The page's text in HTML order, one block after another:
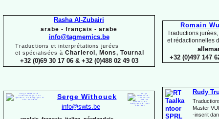
Romain
Traductions
et rédactionnelles
+32 (0)497 147
Rudy
Master
-inscrit
Rasha Al-Zubairi
arabe - français - arabe
info@tagmemics.be
Traductions et interprétations jurées
et spécialisées à Charleroi, Mons, Tournai
+32 (0)69 30 17 06 & +32 (0)488 02 49 03
Serge Withouck
info@swts.be